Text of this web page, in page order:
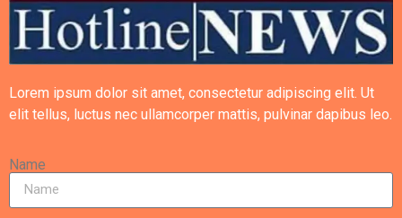
Lorem ipsum dolor sit amet, consectetur adipiscing elit. Ut
elit tellus, luctus nec ullamcorper mattis, pulvinar dapibus leo.
Name